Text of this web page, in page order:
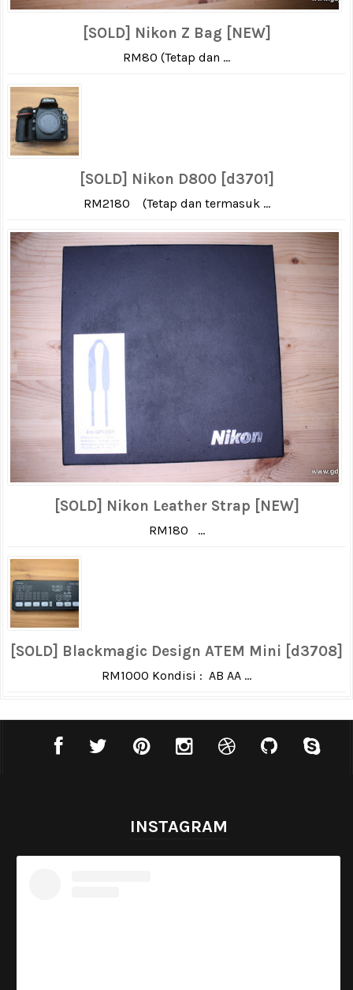
[SOLD] Nikon Z Bag [NEW]
RM80 (Tetap dan ...
[SOLD] Nikon D800 [d3701]
RM2180 (Tetap dan termasuk ...
[SOLD] Nikon Leather Strap [NEW]
RM180 ...
[SOLD] Blackmagic Design ATEM Mini [d3708]
RM1000 Kondisi : AB AA ...
INSTAGRAM